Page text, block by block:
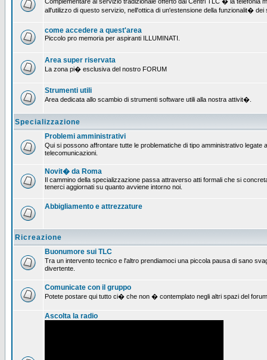
all'utilizzo di questo servizio, nell'ottica di un'estensione della funzionalit�
come accedere a quest'area
Piccolo pro memoria per aspiranti ILLUMINATI.
Area super riservata
La zona pi� esclusiva del nostro FORUM
Strumenti utili
Area dedicata allo scambio di strumenti software utili alla nostra attivit�.
Specializzazione
Problemi amministrativi
Qui si possono affrontare tutte le problematiche di tipo amministrativo
telecomunicazioni.
Novit� da Roma
Il cammino della specializzazione passa attraverso atti formali che si
tenerci aggiornati su quanto avviene intorno noi.
Abbigliamento e attrezzature
Ricreazione
Buonumore sui TLC
Tra un intervento tecnico e l'altro prendiamoci una piccola pausa di sano
divertente.
Comunicate con il gruppo
Potete postare qui tutto ci� che non � contemplato negli altri spazi del
Ascolta la radio